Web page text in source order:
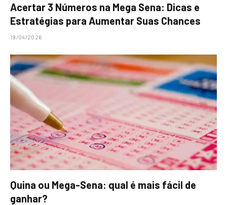
Acertar 3 Números na Mega Sena: Dicas e
Estratégias para Aumentar Suas Chances
19/04/2026
Quina ou Mega-Sena: qual é mais fácil de
ganhar?